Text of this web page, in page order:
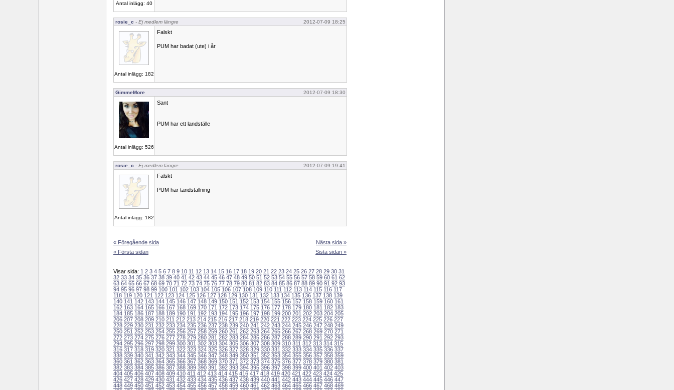
Antal inlägg: 40
rosie_c - Ej medlem längre 2012-07-09 18:25
Antal inlägg: 182
Falskt
PUM har badat (ute) i år
GimmeMore 2012-07-09 18:30
Antal inlägg: 526
Sant
PUM har ett landställe
rosie_c - Ej medlem längre 2012-07-09 19:41
Antal inlägg: 182
Falskt
PUM har tandställning
« Föregående sida
« Första sidan
Nästa sida »
Sista sidan »
Visar sida: 1 2 3 4 5 6 7 8 9 10 11 12 13 14 15 16 17 18 19 20 21 22 23 24 25 26 27 28 29 30 31
32 33 34 35 36 37 38 39 40 41 42 43 44 45 46 47 48 49 50 51 52 53 54 55 56 57 58 59 60 61 62
63 64 65 66 67 68 69 70 71 72 73 74 75 76 77 78 79 80 81 82 83 84 85 86 87 88 89 90 91 92 93
94 95 96 97 98 99 100 101 102 103 104 105 106 107 108 109 110 111 112 113 114 115 116 117
118 119 120 121 122 123 124 125 126 127 128 129 130 131 132 133 134 135 136 137 138 139
140 141 142 143 144 145 146 147 148 149 150 151 152 153 154 155 156 157 158 159 160 161
162 163 164 165 166 167 168 169 170 171 172 173 174 175 176 177 178 179 180 181 182 183
184 185 186 187 188 189 190 191 192 193 194 195 196 197 198 199 200 201 202 203 204 205
206 207 208 209 210 211 212 213 214 215 216 217 218 219 220 221 222 223 224 225 226 227
228 229 230 231 232 233 234 235 236 237 238 239 240 241 242 243 244 245 246 247 248 249
250 251 252 253 254 255 256 257 258 259 260 261 262 263 264 265 266 267 268 269 270 271
272 273 274 275 276 277 278 279 280 281 282 283 284 285 286 287 288 289 290 291 292 293
294 295 296 297 298 299 300 301 302 303 304 305 306 307 308 309 310 311 312 313 314 315
316 317 318 319 320 321 322 323 324 325 326 327 328 329 330 331 332 333 334 335 336 337
338 339 340 341 342 343 344 345 346 347 348 349 350 351 352 353 354 355 356 357 358 359
360 361 362 363 364 365 366 367 368 369 370 371 372 373 374 375 376 377 378 379 380 381
382 383 384 385 386 387 388 389 390 391 392 393 394 395 396 397 398 399 400 401 402 403
404 405 406 407 408 409 410 411 412 413 414 415 416 417 418 419 420 421 422 423 424 425
426 427 428 429 430 431 432 433 434 435 436 437 438 439 440 441 442 443 444 445 446 447
448 449 450 451 452 453 454 455 456 457 458 459 460 461 462 463 464 465 466 467 468 469